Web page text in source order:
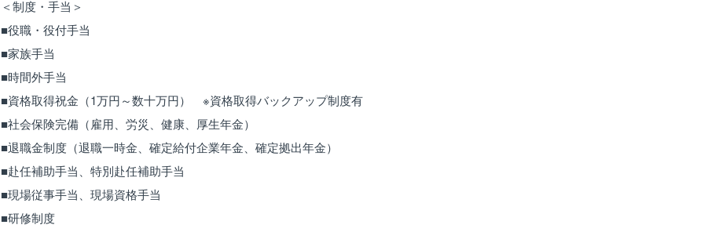
＜制度・手当＞
■役職・役付手当
■家族手当
■時間外手当
■資格取得祝金（1万円～数十万円） ※資格取得バックアップ制度有
■社会保険完備（雇用、労災、健康、厚生年金）
■退職金制度（退職一時金、確定給付企業年金、確定拠出年金）
■赴任補助手当、特別赴任補助手当
■現場従事手当、現場資格手当
■研修制度